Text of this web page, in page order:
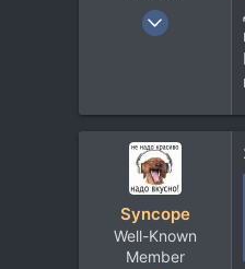
7 Мар 2013
66
Syncope
Well-Known
Member